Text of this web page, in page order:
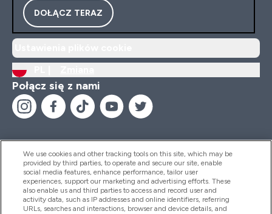
DOŁĄCZ TERAZ
Połącz się z nami
Pomoc I Informacja
Produkty
We use cookies and other tracking tools on this site, which may be
provided by third parties, to operate and secure our site, enable
social media features, enhance performance, tailor user
experiences, support our marketing and advertising efforts. These
also enable us and third parties to access and record user and
activity data, such as IP addresses and online identifiers, referring
URLs, searches and interactions, browser and device details, and